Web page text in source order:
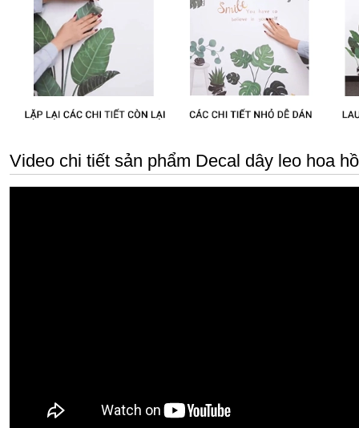
Video chi tiết sản phẩm Decal dây leo hoa